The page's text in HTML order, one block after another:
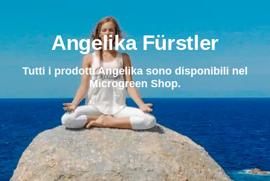
Angelika Fürstler
Tutti i prodotti Angelika sono disponibili nel
Microgreen Shop.